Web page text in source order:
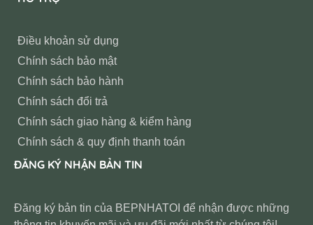
Điều khoản sử dụng
Chính sách bảo mật
Chính sách bảo hành
Chính sách đổi trả
Chính sách giao hàng & kiểm hàng
Chính sách & quy định thanh toán
ĐĂNG KÝ NHẬN BẢN TIN
Đăng ký bản tin của BEPNHATOI để nhận được những